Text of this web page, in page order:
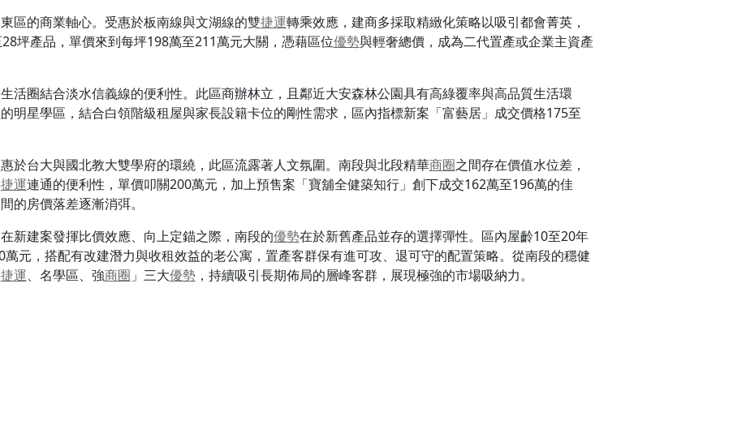
區的商業軸心。受惠於板南線與文湖線的雙捷運轉乘效應，建商多採取精緻化策略以吸引都會菁英，
坪產品，單價來到每坪198萬至211萬元大關，憑藉區位優勢與輕奢總價，成為二代置產或企業主資產
活圈結合淡水信義線的便利性。此區商辦林立，且鄰近大安森林公園具有高綠覆率與高品質生活環
明星學區，結合白領階級租屋與家長設籍卡位的剛性需求，區內指標新案「富藝居」成交價格175至
於台大與國北教大雙學府的環繞，此區流露著人文氛圍。南段與北段精華商圈之間存在價值水位差，
捷運連通的便利性，單價叩關200萬元，加上預售案「寶舖全健築知行」創下成交162萬至196萬的佳
的房價落差逐漸消弭。
新建案發揮比價效應、向上定錨之際，南段的優勢在於新舊產品並存的選擇彈性。區內屋齡10至20年
元，搭配有改建潛力與收租效益的老公寓，置產客群保有進可攻、退可守的配置策略。從南段的穩健
捷運、名學區、強商圈 」三大優勢，持續吸引長期佈局的層峰客群，展現極強的市場吸納力。